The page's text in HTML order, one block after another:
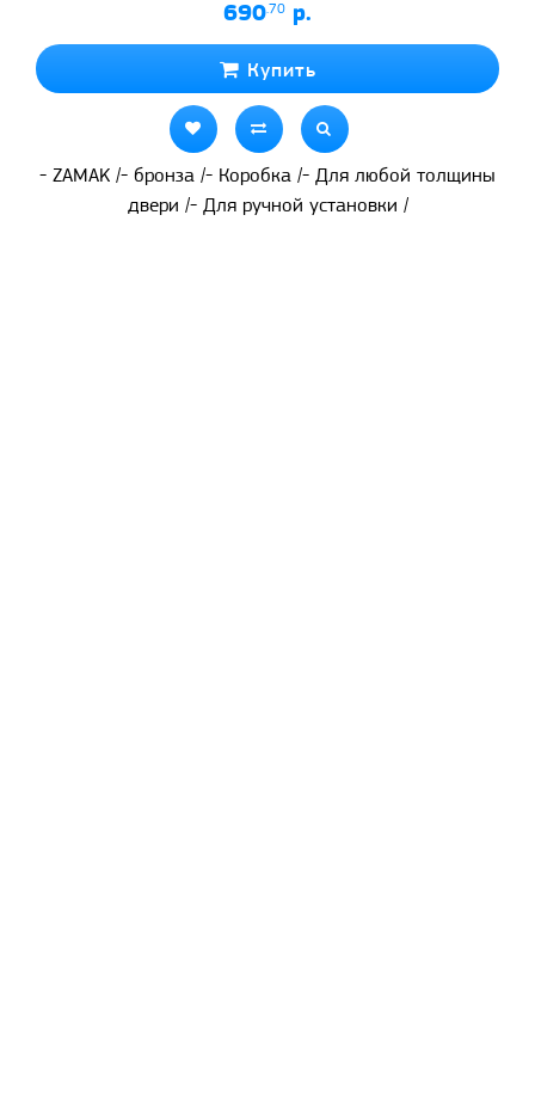
690.70 р.
Купить
- ZAMAK /- бронза /- Коробка /- Для любой толщины
двери /- Для ручной установки /